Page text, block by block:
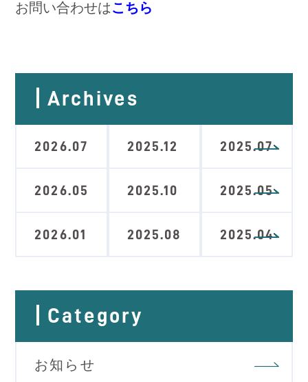
お問い合わせは こちら
Archives
2026.07
2026.05
2026.01
2025.12
2025.10
2025.08
2025.07
2025.05
2025.04
Category
お知らせ